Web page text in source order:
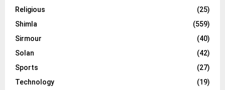
Religious
(25)
Shimla
(559)
Sirmour
(40)
Solan
(42)
Sports
(27)
Technology
(19)